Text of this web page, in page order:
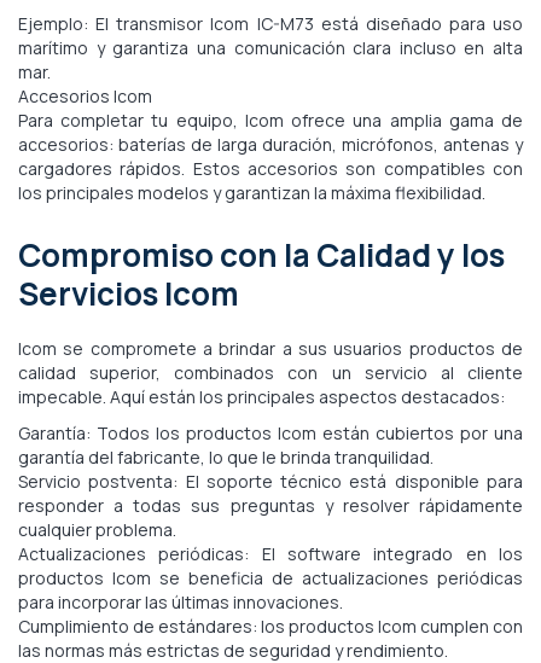
Ejemplo: El transmisor Icom IC-M73 está diseñado para uso
marítimo y garantiza una comunicación clara incluso en alta
mar.
Accesorios Icom
Para completar tu equipo, Icom ofrece una amplia gama de
accesorios: baterías de larga duración, micrófonos, antenas y
cargadores rápidos. Estos accesorios son compatibles con
los principales modelos y garantizan la máxima flexibilidad.
Compromiso con la Calidad y los
Servicios Icom
Icom se compromete a brindar a sus usuarios productos de
calidad superior, combinados con un servicio al cliente
impecable. Aquí están los principales aspectos destacados:
Garantía: Todos los productos Icom están cubiertos por una
garantía del fabricante, lo que le brinda tranquilidad.
Servicio postventa: El soporte técnico está disponible para
responder a todas sus preguntas y resolver rápidamente
cualquier problema.
Actualizaciones periódicas: El software integrado en los
productos Icom se beneficia de actualizaciones periódicas
para incorporar las últimas innovaciones.
Cumplimiento de estándares: los productos Icom cumplen con
las normas más estrictas de seguridad y rendimiento.